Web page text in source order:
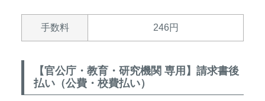
手数料 246
【官公庁・教育・研究機関 専用】請求書後
払い（公費・校費払い）